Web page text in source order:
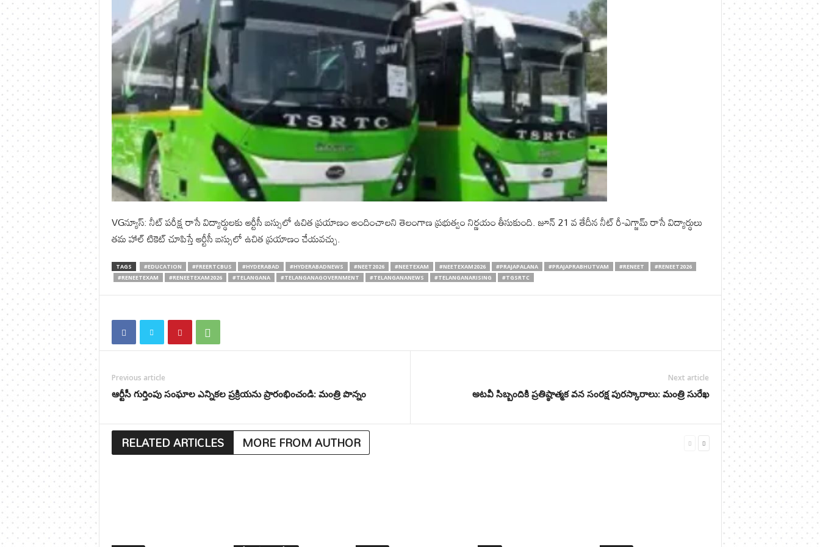
VGన్యూస్: నీట్ పరీక్ష రాసే విద్యార్థులకు ఆర్టీసీ బస్సులో ఉచిత ప్రయాణం అందించాలని తెలంగాణ ప్రభుత్వం నిర్ణయం తీసుకుంది. జూన్ 21 వ తేదీన నీట్ రీ-ఎగ్జామ్ రాసే విద్యార్థులు
తమ హాల్ టికెట్ చూపిస్తే ఆర్టీసీ బస్సులో ఉచిత ప్రయాణం చేయవచ్చు.
TAGS #EDUCATION #FREERTCBUS #HYDERABAD #HYDERABADNEWS #NEET2026 #NEETEXAM #NEETEXAM2026 #PRAJAPALANA #PRAJAPRABHUTVAM #RENEET
#RENEET2026
#RENEETEXAM
#RENEETEXAM2026 #TELANGANA #TELANGANAGOVERNMENT #TELANGANANEWS #TELANGANARISING #TGSRTC
Previous article
ఆర్టీసీ గుర్తింపు సంఘాల ఎన్నికల ప్రక్రియను ప్రారంభించండి: మంత్రి పొన్నం
Next article
అటవీ సిబ్బందికి ప్రతిష్ఠాత్మక వన సంరక్ష పురస్కారాలు: మంత్రి సురేఖ
RELATED ARTICLES MORE FROM AUTHOR